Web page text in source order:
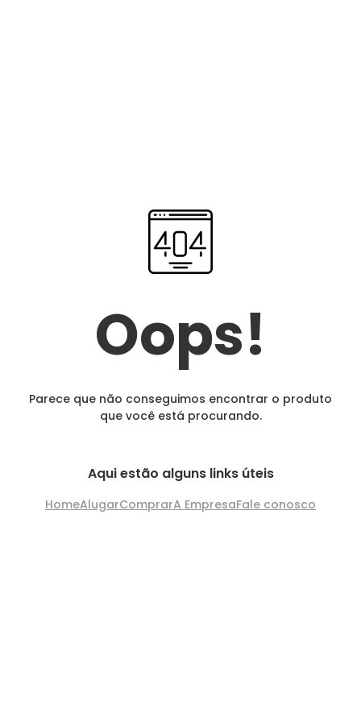
Oops!
Parece que não conseguimos encontrar o produto
que você está procurando.
Aqui estão alguns links úteis
HomeAlugarComprarA EmpresaFale conosco